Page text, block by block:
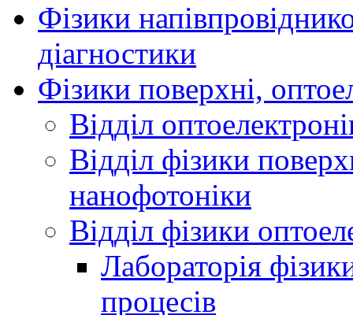
Фізики
діагностики
Фізики поверхні,
Відділ
Відділ фізики
нанофотоніки
Відділ фізики
Лабораторія
процесів